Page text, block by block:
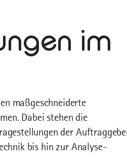
im
maßgeschneiderte
Dabei stehen die
der
bis hin zur Analyse-